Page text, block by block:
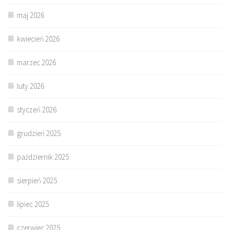
maj 2026
kwiecień 2026
marzec 2026
luty 2026
styczeń 2026
grudzień 2025
październik 2025
sierpień 2025
lipiec 2025
czerwiec 2025